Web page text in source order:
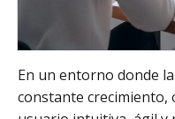
En un entorno donde
constante crecimiento,